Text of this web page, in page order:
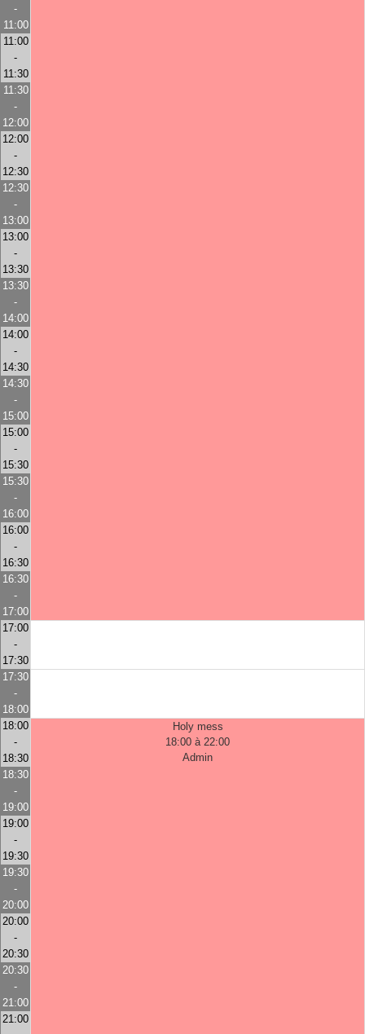
-
11:00
11:00
-
11:30
11:30
-
12:00
12:00
-
12:30
12:30
-
13:00
13:00
-
13:30
13:30
-
14:00
14:00
-
14:30
14:30
-
15:00
15:00
-
15:30
15:30
-
16:00
16:00
-
16:30
16:30
-
17:00
17:00
-
17:30
17:30
-
18:00
18:00
-
18:30
Holy mess
18:00 à 22:00
Admin
18:30
-
19:00
19:00
-
19:30
19:30
-
20:00
20:00
-
20:30
20:30
-
21:00
21:00